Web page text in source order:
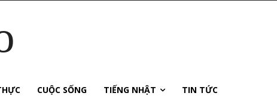
CUỘC SỐNG TIẾNG NHẬT TIN TỨC